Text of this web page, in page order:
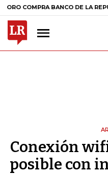
BANCO DE LA REPÚBLICA
Conexión
posible con